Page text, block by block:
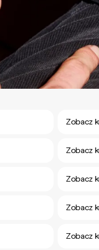
Zobacz
Zobacz
Zobacz
Zobacz
Zobacz